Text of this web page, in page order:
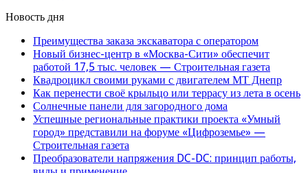
Новость дня
Преимущества заказа экскаватора с оператором
Новый бизнес-центр в «Москва-Сити» обеспечит
работой 17,5 тыс. человек — Строительная газета
Квадроцикл своими руками с двигателем МТ Днепр
Как перенести своё крыльцо или террасу из лета в осень
Солнечные панели для загородного дома
Успешные региональные практики проекта «Умный
город» представили на форуме «Цифроземье» —
Строительная газета
Преобразователи напряжения DC-DC: принцип работы,